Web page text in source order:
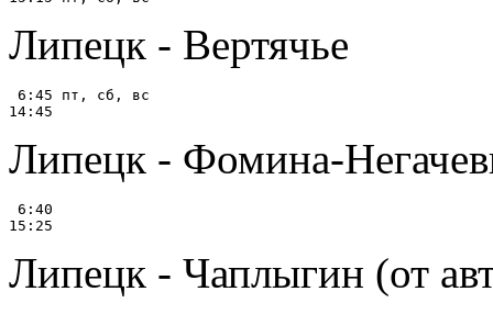
Липецк - Вертячье
6:45 пт, сб, вс
Липецк - Фомина-
6:40
Липецк - Чаплыгин (от